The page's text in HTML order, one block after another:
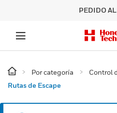
PEDIDO
Por categoría Control
Rutas de Escape